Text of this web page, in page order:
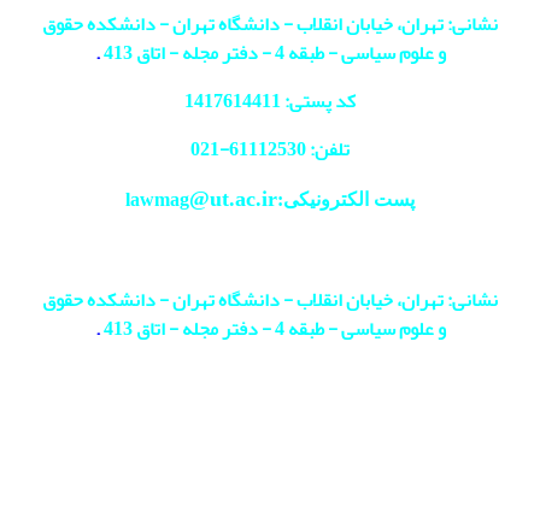
نشانی: تهران، خیابان انقلاب - دانشگاه تهران - دانشکده حقوق
و علوم سیاسی - طبقه 4 - دفتر مجله - اتاق 413
.
کد پستی: 1417614411
تلفن: 61112530-
021
پست الکترونیکی:lawmag@ut.ac.ir
نشانی: تهران، خیابان انقلاب - دانشگاه تهران - دانشکده حقوق
و علوم سیاسی - طبقه 4 - دفتر مجله - اتاق 413
.